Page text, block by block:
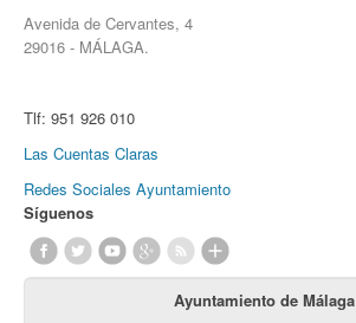
Avenida de Cervantes, 4
29016 - MÁLAGA.
Tlf: 951 926 010
Las Cuentas Claras
Redes Sociales Ayuntamiento
Síguenos
Ayuntamiento de Málaga